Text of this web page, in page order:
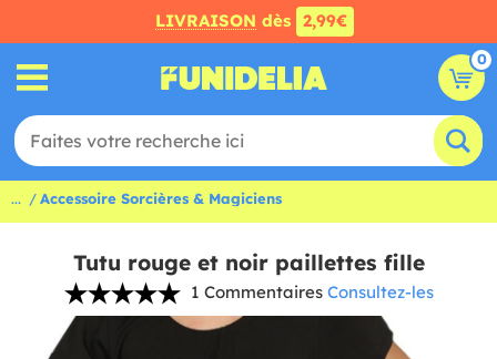
LIVRAISON dès 2,99€
0
... Accessoire Sorcières & Magiciens
Tutu rouge et noir paillettes fille
1 Commentaires Consultez-les